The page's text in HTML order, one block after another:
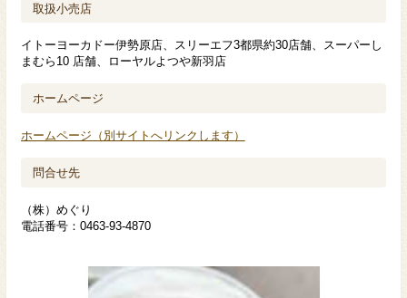
取扱小売店
イトーヨーカドー伊勢原店、スリーエフ3都県約30店舗、スーパーし
まむら10 店舗、ローヤルよつや新羽店
ホームページ
ホームページ（別サイトへリンクします）
問合せ先
（株）めぐり
電話番号：0463-93-4870